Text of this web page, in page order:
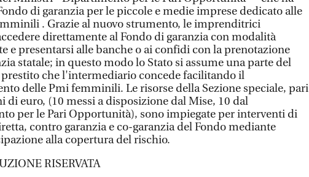
di garanzia per le piccole e medie imprese dedicato alle
. Grazie al nuovo strumento, le imprenditrici
direttamente al Fondo di garanzia con modalità
e presentarsi alle banche o ai confidi con la prenotazione
statale; in questo modo lo Stato si assume una parte del
che l'intermediario concede facilitando il
delle Pmi femminili. Le risorse della Sezione speciale, pari
di euro, (10 messi a disposizione dal Mise, 10 dal
per le Pari Opportunità), sono impiegate per interventi di
contro garanzia e co-garanzia del Fondo mediante
alla copertura del rischio.
RISERVATA